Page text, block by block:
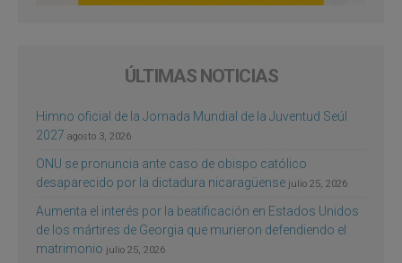
ÚLTIMAS NOTICIAS
Himno oficial de la Jornada Mundial de la Juventud Seúl
2027 agosto 3, 2026
ONU se pronuncia ante caso de obispo católico
desaparecido por la dictadura nicaragüense julio 25, 2026
Aumenta el interés por la beatificación en Estados Unidos
de los mártires de Georgia que murieron defendiendo el
matrimonio julio 25, 2026